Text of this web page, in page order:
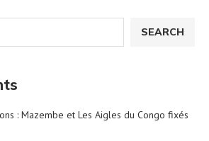
SEARCH
: Mazembe et Les Aigles du Congo fixés